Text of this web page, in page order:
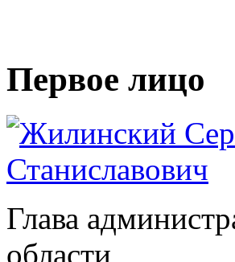
Первое лицо
Станиславович
Глава
области